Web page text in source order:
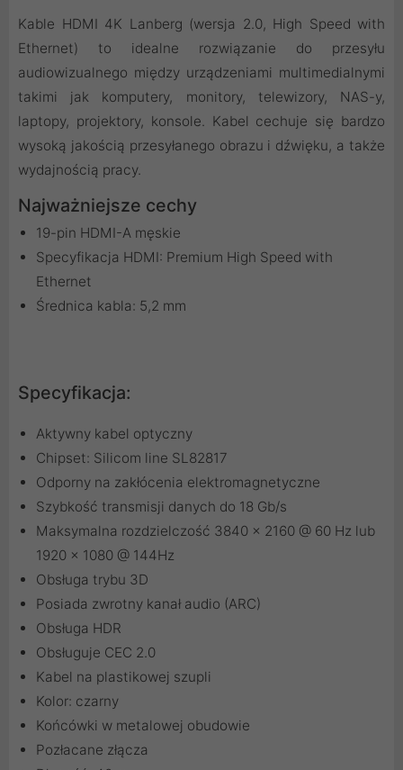
Kable HDMI 4K Lanberg (wersja 2.0, High Speed with
Ethernet) to idealne rozwiązanie do przesyłu
audiowizualnego między urządzeniami multimedialnymi
takimi jak komputery, monitory, telewizory, NAS-y,
laptopy, projektory, konsole. Kabel cechuje się bardzo
wysoką jakością przesyłanego obrazu i dźwięku, a także
wydajnością pracy.
Najważniejsze cechy
19-pin HDMI-A męskie
Specyfikacja HDMI: Premium High Speed with
Ethernet
Średnica kabla: 5,2 mm
Specyfikacja:
Aktywny kabel optyczny
Chipset: Silicom line SL82817
Odporny na zakłócenia elektromagnetyczne
Szybkość transmisji danych do 18 Gb/s
Maksymalna rozdzielczość 3840 x 2160 @ 60 Hz lub
1920 x 1080 @ 144Hz
Obsługa trybu 3D
Posiada zwrotny kanał audio (ARC)
Obsługa HDR
Obsługuje CEC 2.0
Kabel na plastikowej szupli
Kolor: czarny
Końcówki w metalowej obudowie
Pozłacane złącza